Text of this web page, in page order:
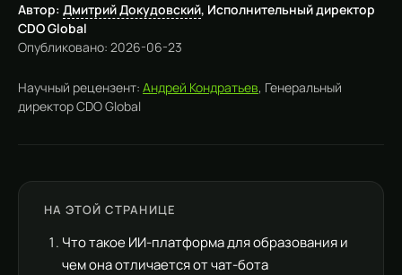
Автор: Дмитрий Докудовский, Исполнительный директор
CDO Global
Опубликовано: 2026-06-23
Научный рецензент: Андрей Кондратьев, Генеральный
директор CDO Global
НА ЭТОЙ СТРАНИЦЕ
Что такое ИИ-платформа для образования и
чем она отличается от чат-бота